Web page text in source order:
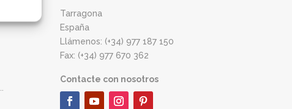
Tarragona
España
Llámenos: (+34) 977 187 150
Fax: (+34) 977 670 362
Contacte con nosotros